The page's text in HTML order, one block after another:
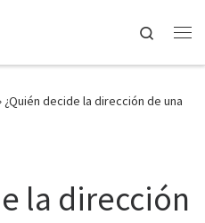
Search
¿Quién decide la dirección de una
la dirección